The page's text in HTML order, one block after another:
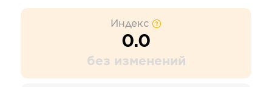
Индекс
0.0
без изменений